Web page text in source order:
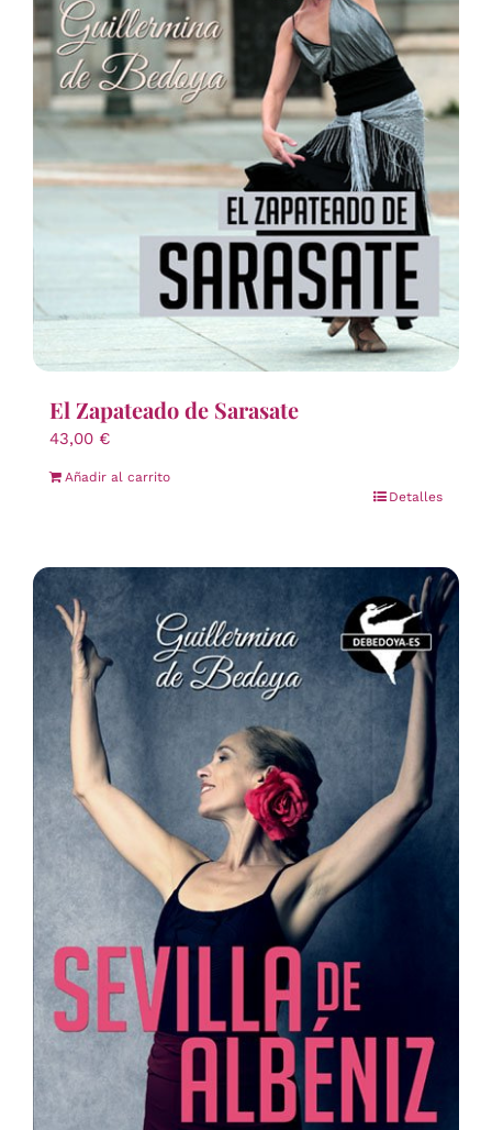
El Zapateado de Sarasate
43,00 €
Añadir al carrito
Detalles